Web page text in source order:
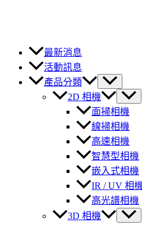
最新消息
活動訊息
產品分類
2D 相機
面掃相機
線掃相機
高速相機
智慧型相機
嵌入式相機
IR / UV 相
高光譜相機
3D 相機